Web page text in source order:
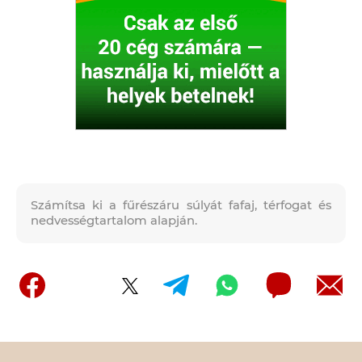
Számítsa ki a fűrészáru súlyát fafaj, térfogat és
nedvességtartalom alapján.